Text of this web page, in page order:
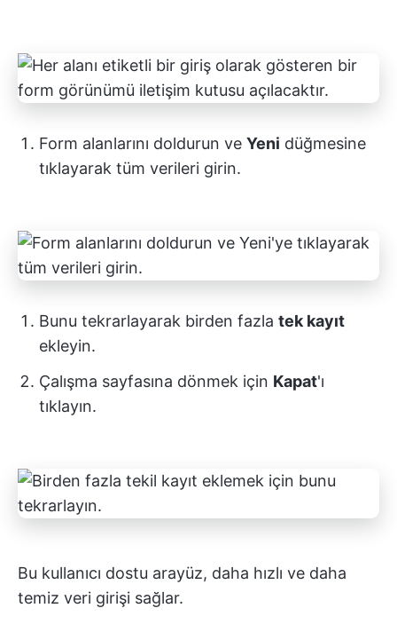
Form alanlarını doldurun ve Yeni düğmesine
tıklayarak tüm verileri girin.
Bunu tekrarlayarak birden fazla tek kayıt
ekleyin.
Çalışma sayfasına dönmek için Kapat'ı
tıklayın.
Bu kullanıcı dostu arayüz, daha hızlı ve daha
temiz veri girişi sağlar.